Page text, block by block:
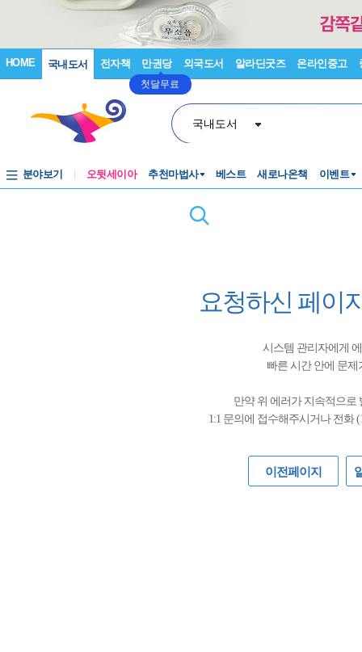
HOME 국내도서 전자책 만권당
첫달무료
외국도서 알라딘굿즈 온라인중고
국내도서
분야보기 오뒷세이아 추천마법사 베스트 새로나온책 이벤트
요청하신 페이
시스템 관리자에게
빠른 시간 안에 문
만약 위 에러가 지속적으로
1:1 문의에 접수해주시거나 전화 (
이전페이지